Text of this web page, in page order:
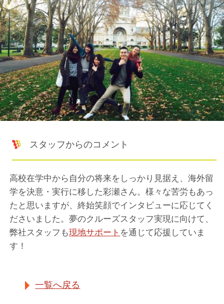
スタッフからのコメント
高校在学中から自分の将来をしっかり見据え、海外留
学を決意・実行に移した彩瀬さん。様々な苦労もあっ
たと思いますが、終始笑顔でインタビューに応じてく
ださいました。夢のクルーズスタッフ実現に向けて、
弊社スタッフも現地サポート を通じて応援していま
す！
一覧へ戻る